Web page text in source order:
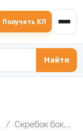
Получить КП
Найти
Скребок боковой C.M. MB 1500, 2.005.02.089